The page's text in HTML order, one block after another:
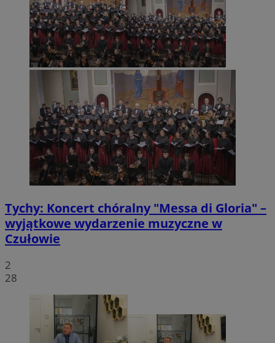
Tychy: Koncert chóralny "Messa di Gloria" –
wyjątkowe wydarzenie muzyczne w
Czułowie
2
28